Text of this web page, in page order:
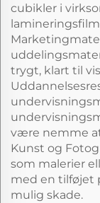
cubikler i
trygt, klart til
være nemme
Kunst og
som malerier
med en tilføjet
mulig skade.